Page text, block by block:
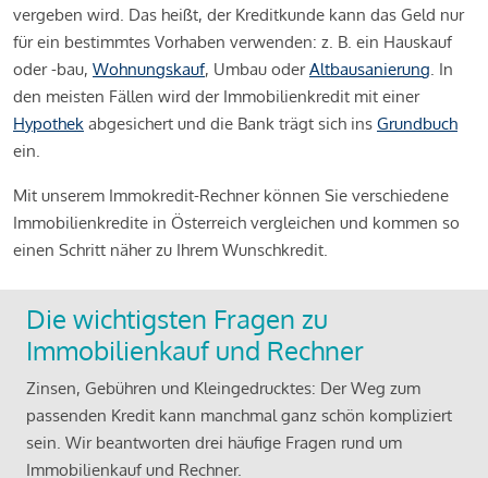
vergeben wird. Das heißt, der Kreditkunde kann das Geld nur
für ein bestimmtes Vorhaben verwenden: z. B. ein Hauskauf
oder -bau, Wohnungskauf, Umbau oderAltbausanierung. In
den meisten Fällen wird der Immobilienkredit mit einer
Hypothek abgesichert und die Bank trägt sich ins Grundbuch
ein.
Mit unserem Immokredit-Rechner können Sie verschiedene
Immobilienkredite in Österreich vergleichen und kommen so
einen Schritt näher zu Ihrem Wunschkredit.
Die wichtigsten Fragen zu
Immobilienkauf und Rechner
Zinsen, Gebühren und Kleingedrucktes: Der Weg zum
passenden Kredit kann manchmal ganz schön kompliziert
sein. Wir beantworten drei häufige Fragen rund um
Immobilienkauf und Rechner.